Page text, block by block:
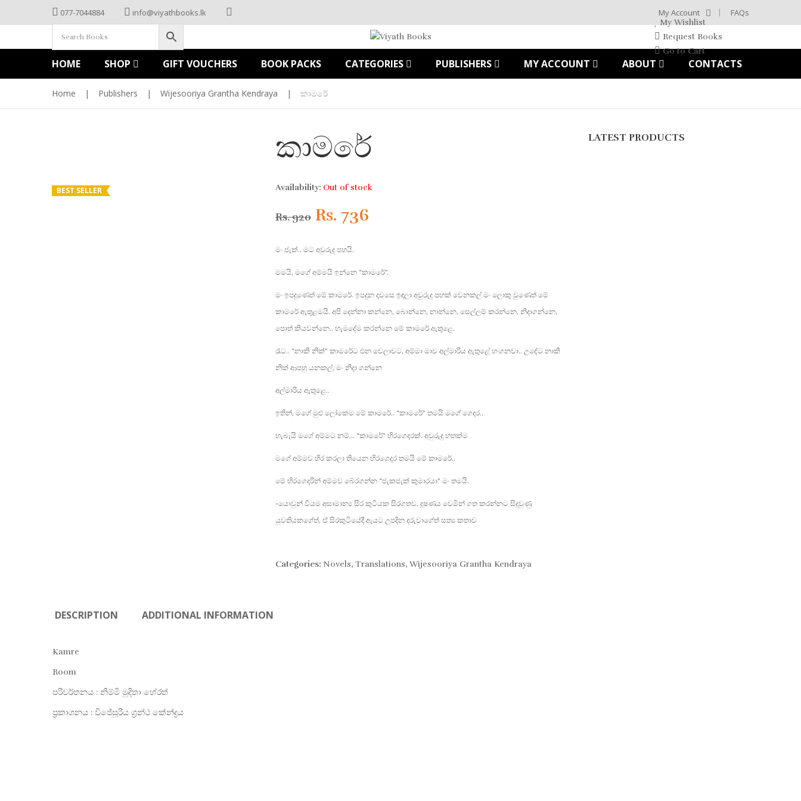
077-7044884 info@viyathbooks.lk My Account FAQs
My Wishlist
Request Books
Go to Cart
HOME SHOP GIFT VOUCHERS BOOK PACKS CATEGORIES PUBLISHERS MY ACCOUNT ABOUT CONTACTS
Home | Publishers | Wijesooriya Grantha Kendraya | කාමරේ
BEST SELLER
කාමරේ
Availability: Out of stock
Rs.920 Original
price
was:
Rs. 920.
Rs. 736
is:
Rs. 736.
මං ජැක්.. මට අවුරුදු පහයි.
මමයි, මගේ අම්මයි ඉන්නෙ “කාමරේ”.
මං ඉපදුණෙත් මේ කාමරේ. ඉපදුන දවසෙ ඉඳලා අවුරුදු පහක් වෙනකල් මං ලොකු වුණෙත් මේ
කාමරේ ඇතුළමයි. අපි දෙන්නා කන්නෙ, බොන්නෙ, නාන්නෙ, සෙල්ලම් කරන්නෙ, නිදාගන්නෙ,
පොත් කියවන්නෙ.. හැමදේම කරන්නෙ මේ කාමරේ ඇතුළෙ.
රෑට.. “නාකි නික්” කාමරේට එන වෙලාවට, අම්මා මාව අල්මාරිය ඇතුළේ හංගනවා.. උදේට නාකි
නික් ආපහු යනකල්, මං නිදා ගන්නෙ
අල්මාරිය ඇතුළෙ..
ඉතින්, මගේ මුළු ලෝකෙම මේ කාමරේ.. “කාමරේ” තමයි මගේ ගෙදර..
හැබැයි මගේ අම්මට නම්… “කාමරේ” හිරගෙදරක්. අවුරුදු හතක්ම
මගේ අම්මව හිර කරලා තියෙන හිරගෙදර තමයි මේ කාමරේ..
මේ හිරගෙදරින් අම්මව බේරගන්න “ජැකජැක් කුමාරයා” මං තමයි.
-යොවුන් වියම අසාමාන්‍ය සිර කුටියක සිරගතව, දූෂණය වෙමින් ගත කරන්නට සිදුවුණු
යුවතියකගේත්, ඒ සිරකුටියේදී ඇයට උපදින දරුවාගේත් සත්‍ය කතාව
Categories: Novels, Translations, Wijesooriya Grantha Kendraya
DESCRIPTION ADDITIONAL INFORMATION
Kamre
Room
පරිවර්තනය : නිම්මි මුදිතා හේරත්
ප්‍රකාශනය : විජේසූරිය ග්‍රන්ථ කේන්ද්‍රය
LATEST PRODUCTS